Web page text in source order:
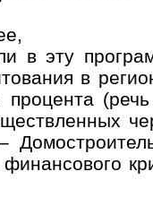
в эту
в
процента